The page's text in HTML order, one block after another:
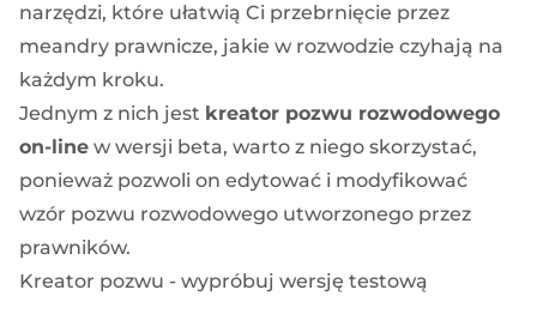
narzędzi, które ułatwią Ci przebrnięcie przez
meandry prawnicze, jakie w rozwodzie czyhają na
każdym kroku.
Jednym z nich jest kreator pozwu rozwodowego
on-line w wersji beta, warto z niego skorzystać,
ponieważ pozwoli on edytować i modyfikować
wzór pozwu rozwodowego utworzonego przez
prawników.
Kreator pozwu - wypróbuj wersję testową